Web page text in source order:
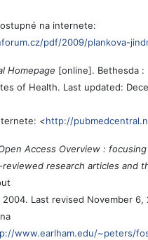
na internete:
pdf/2009/plankova-
Homepage [online]. Bethesda :
of Health. Last updated:
<http://
Access Overview :
research articles and
2004. Last revised November 6,
www.earlham.edu/~peters/